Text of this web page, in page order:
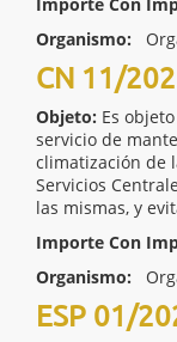
Organismo:
CN 11/
Objeto: Es
servicio de
climatización de
Servicios
las mismas, y
Importe Con
Organismo:
ESP 01/